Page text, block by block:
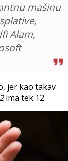
mašinu
Alam,
jer kao takav
ima tek 12.